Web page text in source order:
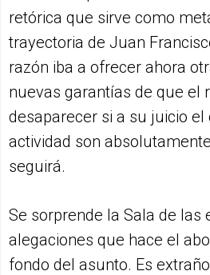
retórica que sirve como
trayectoria de Juan
razón iba a ofrecer ahora
nuevas garantías de que el
desaparecer si a su juicio
actividad son
seguirá.
Se sorprende la Sala de las
alegaciones que hace el
fondo del asunto. Es